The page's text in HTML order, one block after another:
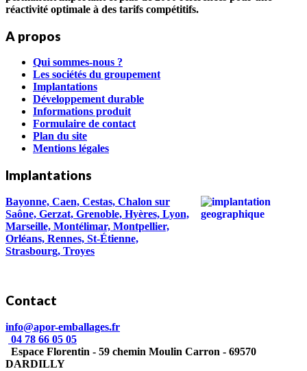
réactivité optimale à des tarifs compétitifs.
A propos
Qui sommes-nous ?
Les sociétés du groupement
Implantations
Développement durable
Informations produit
Formulaire de contact
Plan du site
Mentions légales
Implantations
Bayonne, Caen, Cestas, Chalon sur
Saône, Gerzat, Grenoble, Hyères, Lyon,
Marseille, Montélimar, Montpellier,
Orléans, Rennes, St-Étienne,
Strasbourg, Troyes
Contact
info@apor-emballages.fr
04 78 66 05 05
Espace Florentin - 59 chemin Moulin Carron - 69570
DARDILLY